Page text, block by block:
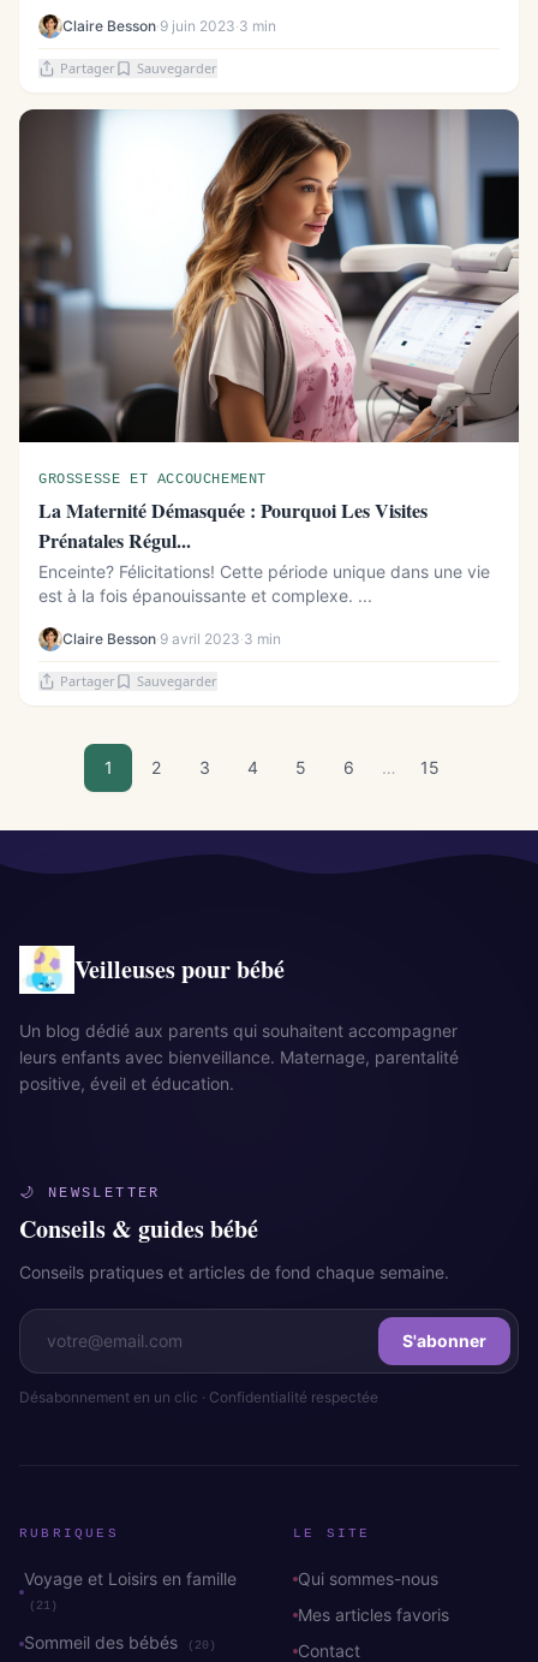
Claire Besson·9 juin 2023·3 min
Partager Sauvegarder
GROSSESSE ET ACCOUCHEMENT
La Maternité Démasquée : Pourquoi Les Visites
Prénatales Régul...
Enceinte? Félicitations! Cette période unique dans une vie
est à la fois épanouissante et complexe. ...
Claire Besson·9 avril 2023·3 min
Partager Sauvegarder
1 2 3 4 5 6 … 15
Veilleuses pour bébé
Un blog dédié aux parents qui souhaitent accompagner
leurs enfants avec bienveillance. Maternage, parentalité
positive, éveil et éducation.
🌙 NEWSLETTER
Conseils & guides bébé
Conseils pratiques et articles de fond chaque semaine.
S'abonner
Désabonnement en un clic · Confidentialité respectée
RUBRIQUES
Voyage et Loisirs en famille
(21)
Sommeil des bébés (20)
LE SITE
Qui sommes-nous
Mes articles favoris
Contact